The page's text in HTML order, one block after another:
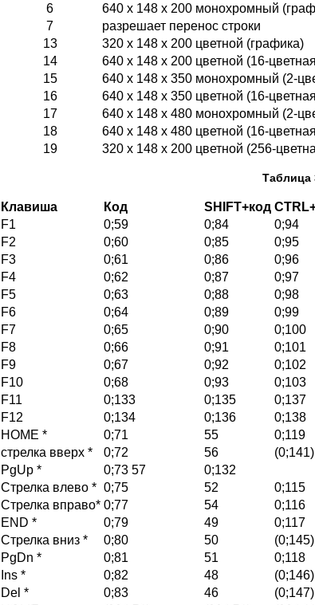
6
640 x 148 x 200 монохромный
7
разрешает перенос строки
13
320 x 148 x 200 цветной (графика)
14
640 x 148 x 200 цветной (16-
15
640 x 148 x 350 монохромный (2-
16
640 x 148 x 350 цветной (16-
17
640 x 148 x 480 монохромный (2-
18
640 x 148 x 480 цветной (16-
19
320 x 148 x 200 цветной (256-
Таблица
Клавиша Код SHIFT+код
F1
0;59 0;84 0;94
F2
0;60 0;85 0;95
F3
0;61 0;86 0;96
F4
0;62 0;87 0;97
F5
0;63 0;88 0;98
F6
0;64 0;89 0;99
F7
0;65 0;90 0;100
F8
0;66 0;91 0;101
F9
0;67 0;92 0;102
F10
0;68 0;93 0;103
F11
0;133 0;135 0;137
F12
0;134 0;136 0;138
HOME *
0;71 55
0;119
стрелка вверх *
0;72 56
(0;141)
PgUp *
0;73 57
0;132
Стрелка влево * 0;75 52
0;115
Стрелка вправо* 0;77 54
0;116
END *
0;79 49
0;117
Стрелка вниз *
0;80 50
(0;145)
PgDn *
0;81 51
0;118
Ins *
0;82 48
(0;146)
Del *
0;83 46
(0;147)